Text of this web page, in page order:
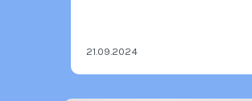
21.09.2024